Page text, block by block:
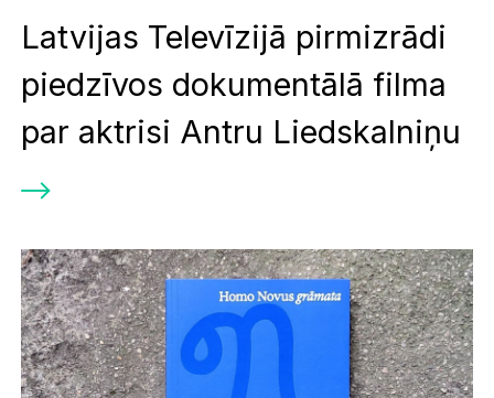
Latvijas Televīzijā pirmizrādi
piedzīvos dokumentālā filma
par aktrisi Antru Liedskalniņu